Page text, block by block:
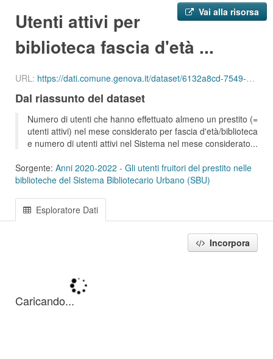
Vai alla risorsa
Utenti attivi per
biblioteca fascia d'età ...
URL: https://dati.comune.genova.it/dataset/6132a8cd-7549-4c9d-8613-d075f5f547d2/resource/65438556-0850-4295-add3-f37963583bf0/download/ute_attivi_fet_06_10_bib_sbu_01_202202.csv
Dal riassunto del dataset
Numero di utenti che hanno effettuato almeno un prestito (=
utenti attivi) nel mese considerato per fascia d'età/biblioteca
e numero di utenti attivi nel Sistema nel mese considerato...
Sorgente: Anni 2020-2022 - Gli utenti fruitori del prestito nelle
biblioteche del Sistema Bibliotecario Urbano (SBU)
Esploratore Dati
Incorpora